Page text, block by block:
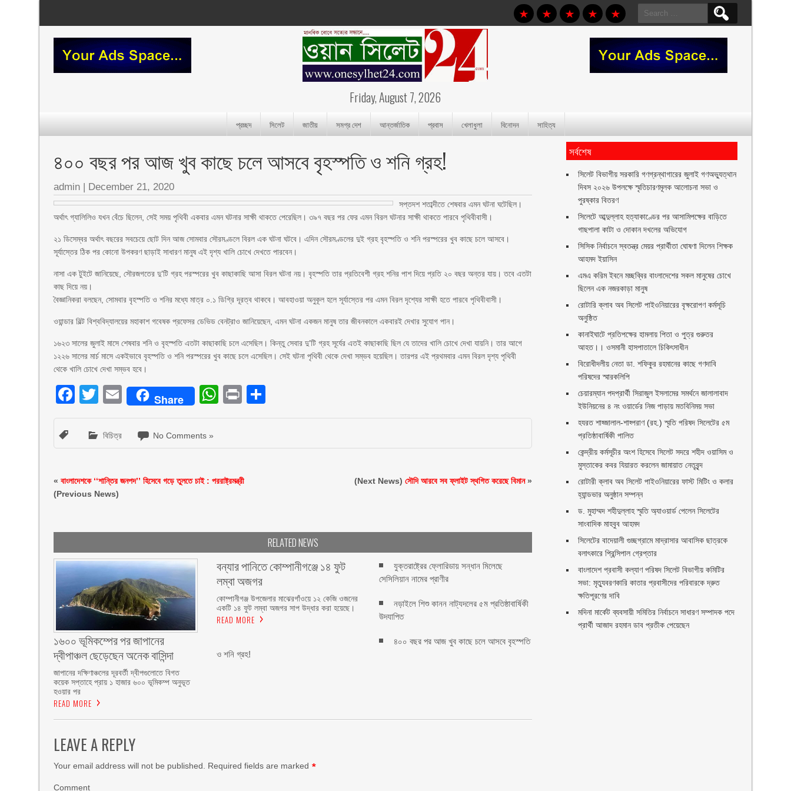
Search
for:
Friday, August 7, 2026
প্রচ্ছদ সিলেট জাতীয় সমগ্র দেশ আন্তর্জাতিক প্রবাস খেলাধুলা বিনোদন সাহিত্য
৪০০ বছর পর আজ খুব কাছে চলে আসবে বৃহস্পতি ও শনি গ্রহ!
admin | December 21, 2020
সপ্তদশ শতাব্দীতে শেষবার এমন ঘটনা ঘটেছিল।
অর্থাৎ গ্যালিলিও যখন বেঁচে ছিলেন, সেই সময় পৃথিবী একবার এমন ঘটনার সাক্ষী থাকতে পেরেছিল। ৩৯৭ বছর পর ফের এমন বিরল ঘটনার সাক্ষী থাকতে পারবে পৃথিবীবাসী।
২১ ডিসেম্বর অর্থাৎ বছরের সবচেয়ে ছোট দিন আজ সোমবার সৌরমণ্ডলে বিরল এক ঘটনা ঘটবে। এদিন সৌরমণ্ডলের দুই গ্রহ বৃহস্পতি ও শনি পরস্পরের খুব কাছে চলে আসবে।
সূর্যাস্তের ঠিক পর কোনো উপকরণ ছাড়াই সাধারণ মানুষ এই দৃশ্য খালি চোখে দেখতে পারবেন।
নাসা এক টুইটে জানিয়েছে, সৌরজগতের দু’টি গ্রহ পরস্পরের খুব কাছাকাছি আসা বিরল ঘটনা নয়। বৃহস্পতি তার প্রতিবেশী গ্রহ শনির পাশ দিয়ে প্রতি ২০ বছর অন্তর যায়। তবে এতটা
কাছ দিয়ে নয়।
বৈজ্ঞানিকরা বলছেন, সোমবার বৃহস্পতি ও শনির মধ্যে মাত্র ০.১ ডিগ্রি দূরত্ব থাকবে। আবহাওয়া অনুকূল হলে সূর্যাস্তের পর এমন বিরল দৃশ্যের সাক্ষী হতে পারবে পৃথিবীবাসী।
ওয়ান্ডার বিল্ট বিশ্ববিদ্যালয়ের মহাকাশ গবেষক প্রফেসর ডেভিড বেনট্রাও জানিয়েছেন, এমন ঘটনা একজন মানুষ তার জীবনকালে একবারই দেখার সুযোগ পান।
১৬২৩ সালের জুলাই মাসে শেষবার শনি ও বৃহস্পতি এতটা কাছাকাছি চলে এসেছিল। কিন্তু সেবার দু’টি গ্রহ সূর্যের এতই কাছাকাছি ছিল যে তাদের খালি চোখে দেখা যায়নি। তার আগে
১২২৬ সালের মার্চ মাসে একইভাবে বৃহস্পতি ও শনি পরস্পরের খুব কাছে চলে এসেছিল। সেই ঘটনা পৃথিবী থেকে দেখা সম্ভব হয়েছিল। তারপর এই প্রথমবার এমন বিরল দৃশ্য পৃথিবী
থেকে খালি চোখে দেখা সম্ভব হবে।
Facebook
Twitter
EmailShare WhatsApp
Print
বিচিত্র No Comments »
«বাংলাদেশকে ‘‘শান্তির জনপদ’’ হিসেবে গড়ে তুলতে চাই : পররাষ্ট্রমন্ত্রী
(Previous News)
(Next News)সৌদি আরবে সব ফ্লাইট স্থগিত করেছে বিমান»
RELATED NEWS
১৬০০ ভূমিকম্পের পর জাপানের
দ্বীপাঞ্চল ছেড়েছেন অনেক বাসিন্দা
জাপানের দক্ষিণাঞ্চলের দূরবর্তী দ্বীপগুলোতে বিগত
কয়েক সপ্তাহে প্রায় ১ হাজার ৬০০ ভূমিকম্প অনুভূত
হওয়ার পর
READ MORE
বন্যার পানিতে কোম্পানীগঞ্জে ১৪ ফুট
লম্বা অজগর
কোম্পানীগঞ্জ উপজেলার মাঝেরগাঁওয়ে ১২ কেজি ওজনের
একটি ১৪ ফুট লম্বা অজগর সাপ উদ্ধার করা হয়েছে।
READ MORE
যুক্তরাষ্ট্রের ফ্লোরিডায় সন্ধান মিলেছে
সেসিলিয়ান নামের প্রাণীর
নড়াইলে শিশু কানন নাট্যদলের ৫ম প্রতিষ্ঠাবার্ষিকী
উদযাপিত
৪০০ বছর পর আজ খুব কাছে চলে আসবে বৃহস্পতি
ও শনি গ্রহ!
LEAVE A REPLY
Your email address will not be published. Required fields are marked *
Comment
সর্বশেষ
সিলেট বিভাগীয় সরকারি গণগ্রন্থাগারের জুলাই গণঅভ্যুত্থান
দিবস ২০২৬ উপলক্ষে স্মৃতিচারণমূলক আলোচনা সভা ও
পুরষ্কার বিতরণ ‎ ‎
সিলেটে আব্দুল্লাহ হত্যাকাণ্ডের পর আসামিপক্ষের বাড়িতে
গাছপালা কাটা ও দোকান দখলের অভিযোগ
সিসিক নির্বাচনে স্বতন্ত্র মেয়র প্রার্থীতা ঘোষণা দিলেন শিক্ষক
আহমদ ইয়াসিন
এমএ করিম ইবনে মচ্ছব্বির বাংলাদেশের সকল মানুষের চোখে
ছিলেন এক নজরকাড়া মানুষ ‎
রোটারি ক্লাব অব সিলেট পাইওনিয়ারের বৃক্ষরোপণ কর্মসূচি
অনুষ্ঠিত
কানাইঘাটে প্রতিপক্ষের হামলায় পিতা ও পুত্র গুরুতর
আহত।। ওসমানী হাসপাতালে চিকিৎসাধীন
বিরোধীদলীয় নেতা ডা. শফিকুর রহমানের কাছে গণদাবি
পরিষদের স্মারকলিপি ‎
চেয়ারম্যান পদপ্রার্থী সিরাজুল ইসলামের সমর্থনে জালালাবাদ
ইউনিয়নের ৪ নং ওয়ার্ডের নিজ পাড়ায় মতবিনিময় সভা
হযরত শাহ্জালাল-শাহ্পরাণ (রহ.) স্মৃতি পরিষদ সিলেটের ৫ম
প্রতিষ্ঠাবার্ষিকী পালিত ‎​
কেন্দ্রীয় কর্মসূচীর অংশ হিসেবে সিলেট সদরে শহীদ ওয়াসিম ও
মুস্তাকের কবর যিয়ারত করলেন জামায়াত নেতৃবৃন্দ ‎
রোটারী ক্লাব অব সিলেট পাইওনিয়ারের ফাস্ট মিটিং ও কলার
হ্যান্ডভার অনুষ্ঠান সম্পন্ন
ড. মুহাম্মদ শহীদুল্লাহ স্মৃতি অ্যাওয়ার্ড পেলেন সিলেটের
সাংবাদিক মাহবুব আহমদ
সিলেটের বাদেয়ালী গুচ্ছগ্রামে মাদ্রাসার আবাসিক ছাত্রকে
বলাৎকারে প্রিন্সিপাল গ্রেপ্তার ‎
বাংলাদেশ প্রবাসী কল্যাণ পরিষদ সিলেট বিভাগীয় কমিটির
সভা: মৃত্যুবরণকারি কাতার প্রবাসীদের পরিবারকে দ্রুত
ক্ষতিপূরণের দাবি
মদিনা মার্কেট ব্যবসায়ী সমিতির নির্বাচনে সাধারণ সম্পাদক পদে
প্রার্থী আজাদ রহমান ডাব প্রতীক পেয়েছেন ‎